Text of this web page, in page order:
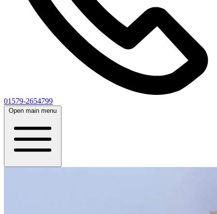
01579-2654799
Open main menu